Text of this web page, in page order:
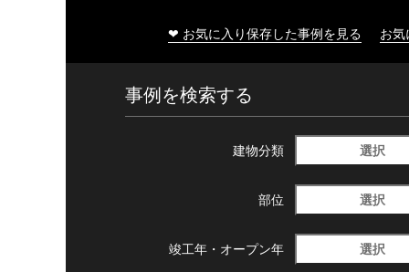
❤ お気に入り保存した事例を見る お
事例を検索する
建物分類 選択
部位 選択
竣工年・ オープン年 選択